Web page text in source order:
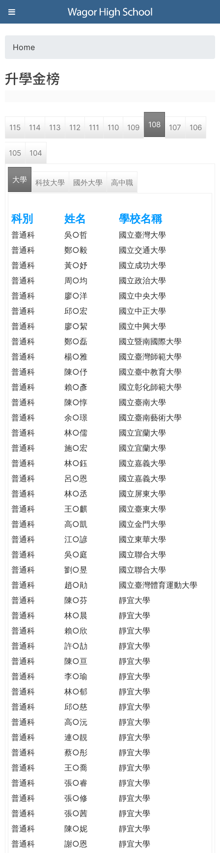
Jump to navigation
葳
格
高
學
格。
民。
WAGOR
TODAY
THE
WORLD
TOMORROW
PUTTING
YOU
THE
PATH
CITIZENSHIP
o
a
r
e
e
r
e
Home
升學金榜
115 114 113 112 111 110 109 108 107 106
105 104
大學 科技大學 國外大學 高中職
科別 姓名 學校名稱
普通科 吳○哲
國立臺灣大學
普通科
鄭○毅
國立交通大學
普通科
黃○妤
國立成功大學
普通科
周○均
國立政治大學
普通科
廖○洋
國立中央大學
普通科
邱○宏
國立中正大學
普通科
廖○絜
國立中興大學
普通科
鄭○磊
國立暨南國際大學
普通科
楊○雅
國立臺灣師範大學
普通科
陳○伃
國立臺中教育大學
普通科
賴○彥
國立彰化師範大學
普通科
陳○惇
國立臺南大學
普通科
余○璟
國立臺南藝術大學
普通科
林○儒
國立宜蘭大學
普通科
施○宏
國立宜蘭大學
普通科
林○鈺
國立嘉義大學
普通科
呂○恩
國立嘉義大學
普通科
林○丞
國立屏東大學
普通科
王○麒
國立臺東大學
普通科
高○凱
國立金門大學
普通科
江○諺
國立東華大學
普通科
吳○庭
國立聯合大學
普通科
劉○昱
國立聯合大學
普通科
趙○勛
國立臺灣體育運動大學
普通科
陳○芬
靜宜大學
普通科
林○晨
靜宜大學
普通科
賴○欣
靜宜大學
普通科
許○劼
靜宜大學
普通科
陳○亘
靜宜大學
普通科
李○瑜
靜宜大學
普通科
林○郁
靜宜大學
普通科
邱○慈
靜宜大學
普通科
高○沅
靜宜大學
普通科
連○靚
靜宜大學
普通科
蔡○彤
靜宜大學
普通科
王○喬
靜宜大學
普通科
張○睿
靜宜大學
普通科
張○修
靜宜大學
普通科
張○茜
靜宜大學
普通科
陳○妮
靜宜大學
普通科
謝○恩
靜宜大學